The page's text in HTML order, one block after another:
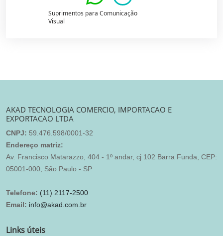
Suprimentos para Comunicação
Visual
AKAD TECNOLOGIA COMERCIO, IMPORTACAO E
EXPORTACAO LTDA
CNPJ: 59.476.598/0001-32
Endereço matriz:
Av. Francisco Matarazzo, 404 - 1º andar, cj 102 Barra Funda, CEP:
05001-000, São Paulo - SP
Telefone: (11) 2117-2500
Email: info@akad.com.br
Links úteis